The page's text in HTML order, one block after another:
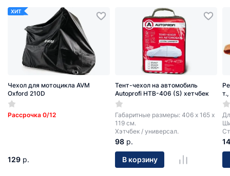
ХИТ
Чехол для мотоцикла AVM
Oxford 210D
Рассрочка 0/12
129 р.
Тент-чехол на автомобиль
Autoprofi HTB-406 (S) хетчбек
Габаритные размеры: 406 х 165 х
119 см.
Хэтчбек / универсал.
98 р.
В корзину
14